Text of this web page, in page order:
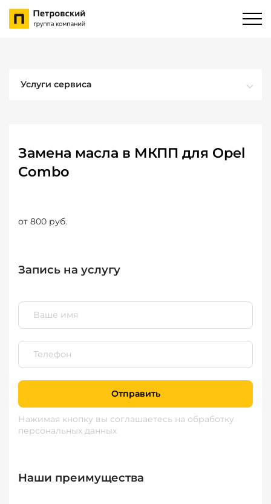
Услуги сервиса
Замена масла в МКПП для Opel
Combo
от 800 руб.
Запись на услугу
Отправить
Нажимая кнопку вы соглашаетесь на обработку
персональных данных
Наши преимущества